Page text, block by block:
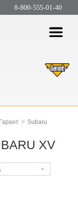
8-800-555-01-40
> Subaru
XV